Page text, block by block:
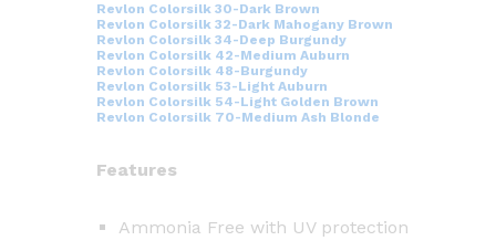
Revlon Colorsilk 30-Dark Brown
Revlon Colorsilk 32-Dark Mahogany Brown
Revlon Colorsilk 34-Deep Burgundy
Revlon Colorsilk 42-Medium Auburn
Revlon Colorsilk 48-Burgundy
Revlon Colorsilk 53-Light Auburn
Revlon Colorsilk 54-Light Golden Brown
Revlon Colorsilk 70-Medium Ash Blonde
Features
Ammonia Free with UV protection